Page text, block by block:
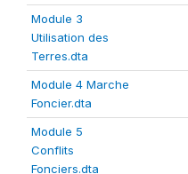
Module 3
Utilisation des
Terres.dta
Module 4 Marche
Foncier.dta
Module 5
Conflits
Fonciers.dta